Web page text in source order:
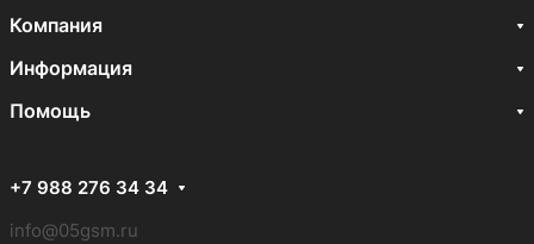
Компания
Информация
Помощь
+7 988 276 34 34
info@05gsm.ru